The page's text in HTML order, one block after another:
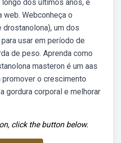
dos últimos anos, e
Webconheça o
um dos
usar em período de
de peso. Aprenda como
masteron é um aas
o crescimento
gordura corporal e melhorar
click the button below.